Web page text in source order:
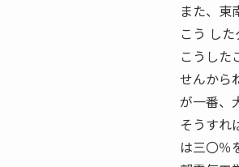
また、東
こう し
こうした
せんから
が一番、
そうすれ
は三〇％